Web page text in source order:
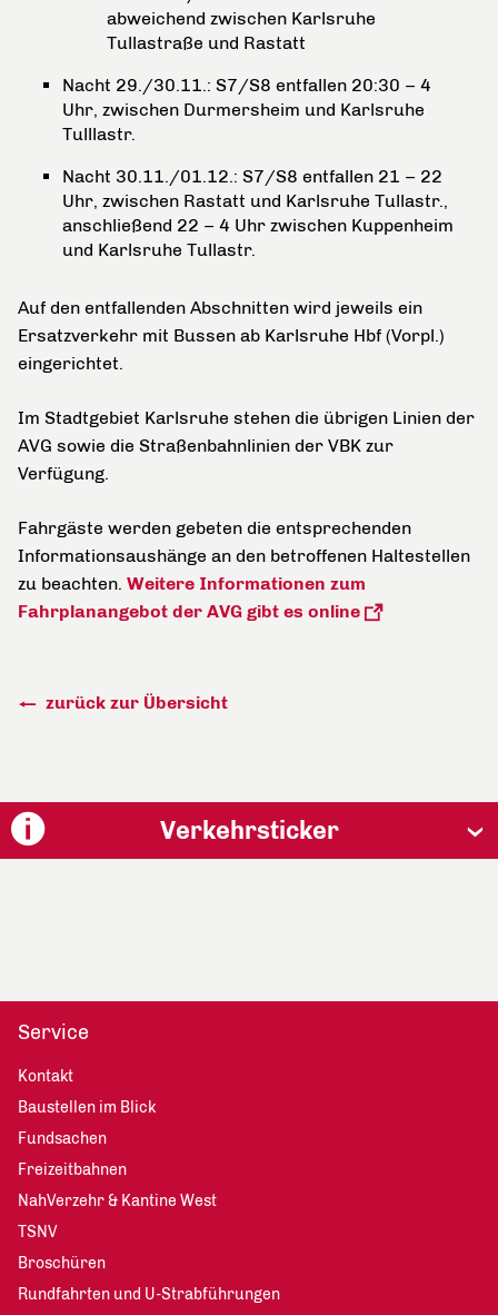
abweichend zwischen Karlsruhe
Tullastraße und Rastatt
Nacht 29./30.11.: S7/S8 entfallen 20:30 – 4
Uhr, zwischen Durmersheim und Karlsruhe
Tulllastr.
Nacht 30.11./01.12.: S7/S8 entfallen 21 – 22
Uhr, zwischen Rastatt und Karlsruhe Tullastr.,
anschließend 22 – 4 Uhr zwischen Kuppenheim
und Karlsruhe Tullastr.
Auf den entfallenden Abschnitten wird jeweils ein
Ersatzverkehr mit Bussen ab Karlsruhe Hbf (Vorpl.)
eingerichtet.
Im Stadtgebiet Karlsruhe stehen die übrigen Linien der
AVG sowie die Straßenbahnlinien der VBK zur
Verfügung.
Fahrgäste werden gebeten die entsprechenden
Informationsaushänge an den betroffenen Haltestellen
zu beachten. Weitere Informationen zum
Fahrplanangebot der AVG gibt es online
zurück zur Übersicht
Verkehrsticker
Service
Kontakt
Baustellen im Blick
Fundsachen
Freizeitbahnen
NahVerzehr & Kantine West
TSNV
Broschüren
Rundfahrten und U-Strabführungen